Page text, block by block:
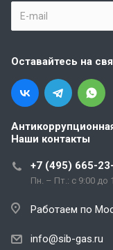
Оставайтесь на
Наши контакты
+7 (495) 665-
Пн. – Пт.: с 9:00 до
Работаем по
info@sib-gas.ru